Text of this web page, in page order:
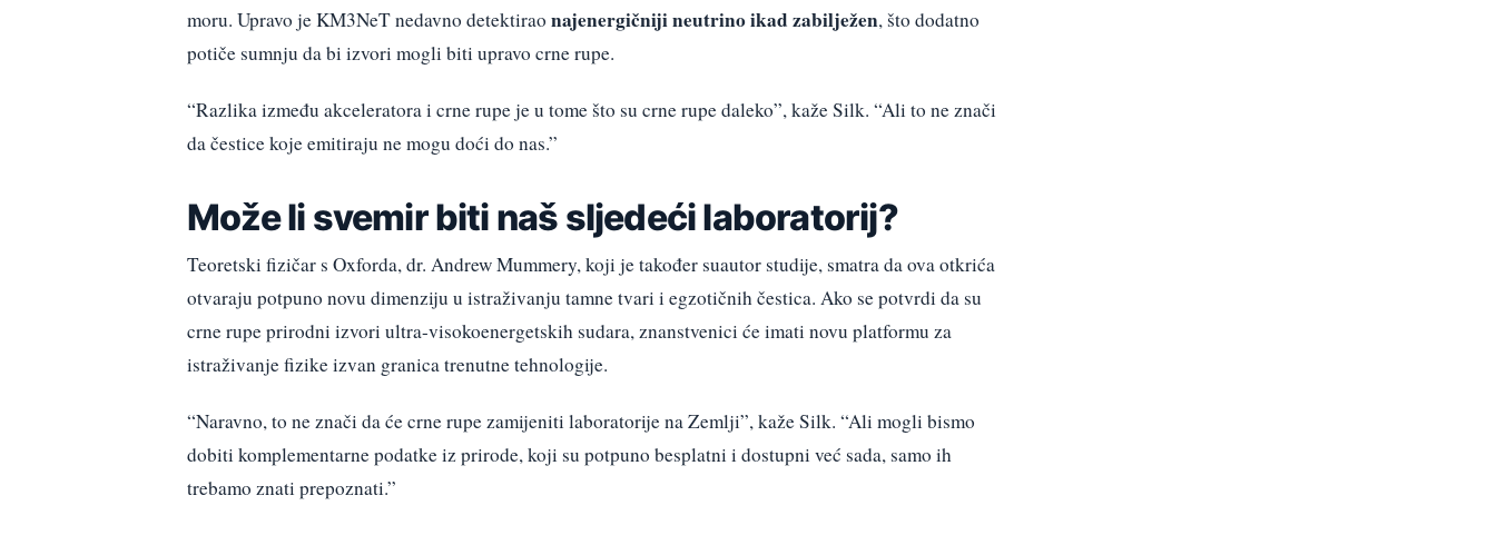
moru. Upravo je KM3NeT nedavno detektirao najenergičniji neutrino ikad zabilježen, što dodatno
potiče sumnju da bi izvori mogli biti upravo crne rupe.
“Razlika između akceleratora i crne rupe je u tome što su crne rupe daleko”, kaže Silk. “Ali to ne znači
da čestice koje emitiraju ne mogu doći do nas.”
Može li svemir biti naš sljedeći laboratorij?
Teoretski fizičar s Oxforda, dr. Andrew Mummery, koji je također suautor studije, smatra da ova otkrića
otvaraju potpuno novu dimenziju u istraživanju tamne tvari i egzotičnih čestica. Ako se potvrdi da su
crne rupe prirodni izvori ultra-visokoenergetskih sudara, znanstvenici će imati novu platformu za
istraživanje fizike izvan granica trenutne tehnologije.
“Naravno, to ne znači da će crne rupe zamijeniti laboratorije na Zemlji”, kaže Silk. “Ali mogli bismo
dobiti komplementarne podatke iz prirode, koji su potpuno besplatni i dostupni već sada, samo ih
trebamo znati prepoznati.”